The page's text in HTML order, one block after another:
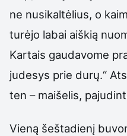
ne nusikaltėlius, o
turėjo labai aiškią
Kartais gaudavome
judesys prie durų.“
ten – maišelis,
Vieną šeštadienį